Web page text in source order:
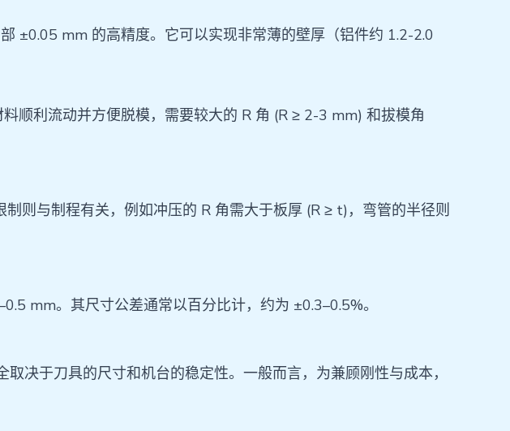
±0.05 mm 的高精度。它可以实现非常薄的壁厚（铝件约 1.2-2.0
顺利流动并方便脱模，需要较大的 R 角 (R ≥ 2-3 mm) 和拔模角
则与制程有关，例如冲压的 R 角需大于板厚 (R ≥ t)，弯管的半径则
mm。其尺寸公差通常以百分比计，约为 ±0.3–0.5%。
决于刀具的尺寸和机台的稳定性。一般而言，为兼顾刚性与成本，